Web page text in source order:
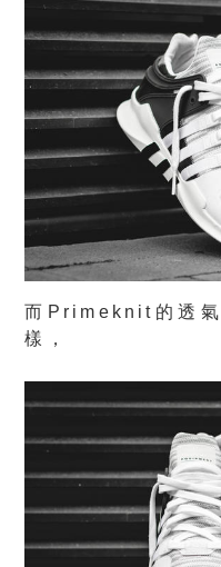
而Primeknit的透
樣，